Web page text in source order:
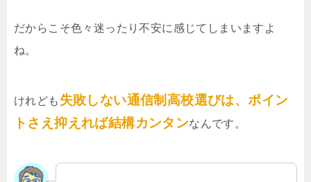
だからこそ色々迷ったり不安に感じてしまいますよ
ね。
けれども 失敗しない通信制高校選びは、ポイン
トさえ抑えれば結構カンタンなんです。